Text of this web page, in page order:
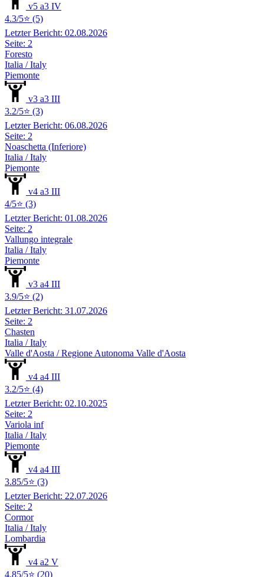
v5 a3 IV
4.3/5⭐ (5)
Letzter Bericht: 02.08.2026
Seite: 2
Foresto
Italia / Italy
Piemonte
v3 a3 III
3.2/5⭐ (3)
Letzter Bericht: 06.08.2026
Seite: 2
Noaschetta (Inferiore)
Italia / Italy
Piemonte
v4 a3 III
4/5⭐ (3)
Letzter Bericht: 01.08.2026
Seite: 2
Vallungo integrale
Italia / Italy
Piemonte
v3 a4 III
3.9/5⭐ (2)
Letzter Bericht: 31.07.2026
Seite: 2
Chasten
Italia / Italy
Valle d'Aosta / Regione Autonoma Valle d'Aosta
v4 a4 III
3.2/5⭐ (4)
Letzter Bericht: 02.10.2025
Seite: 2
Variola inf
Italia / Italy
Piemonte
v4 a4 III
3.85/5⭐ (3)
Letzter Bericht: 22.07.2026
Seite: 2
Cormor
Italia / Italy
Lombardia
v4 a2 V
4.85/5⭐ (20)